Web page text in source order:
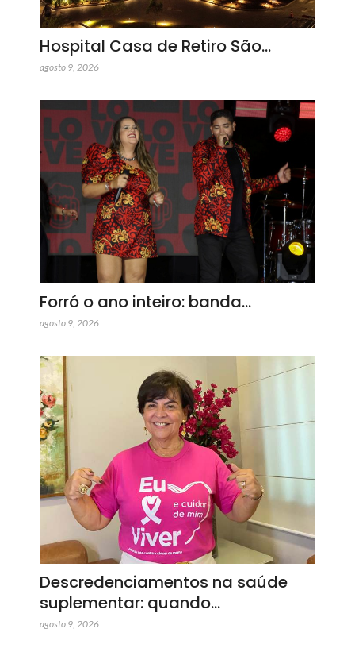
Hospital Casa de Retiro São…
agosto 9, 2026
Forró o ano inteiro: banda…
agosto 9, 2026
Descredenciamentos na saúde
suplementar: quando…
agosto 9, 2026